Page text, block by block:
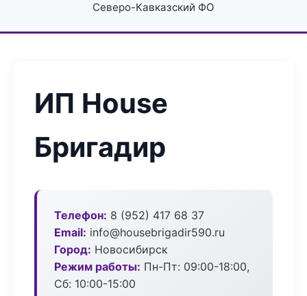
Северо-Кавказский ФО
ИП House
Бригадир
Телефон: 8 (952) 417 68 37
Email: info@housebrigadir590.ru
Город: Новосибирск
Режим работы: Пн-Пт: 09:00-18:00,
Сб: 10:00-15:00